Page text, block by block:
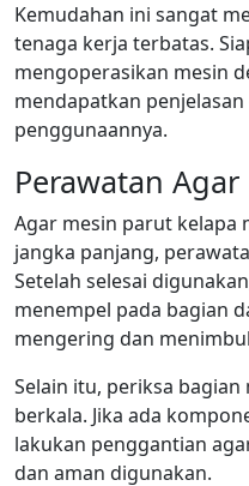
Kemudahan ini sangat
tenaga kerja terbatas.
mengoperasikan mesin
mendapatkan
penggunaannya.
Perawatan
Agar mesin parut kelapa
jangka panjang,
Setelah selesai
menempel pada bagian
mengering dan
Selain itu, periksa
berkala. Jika ada
lakukan penggantian
dan aman digunakan.